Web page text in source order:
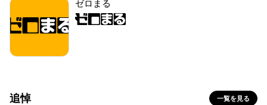
ゼロまる
追悼 一覧を見る